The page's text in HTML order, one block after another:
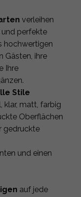
verleihen
und perfekte
hochwertigen
Gästen, ihre
Ihre
Stile
klar, matt, farbig
Oberflächen
gedruckte
und einen
auf jede